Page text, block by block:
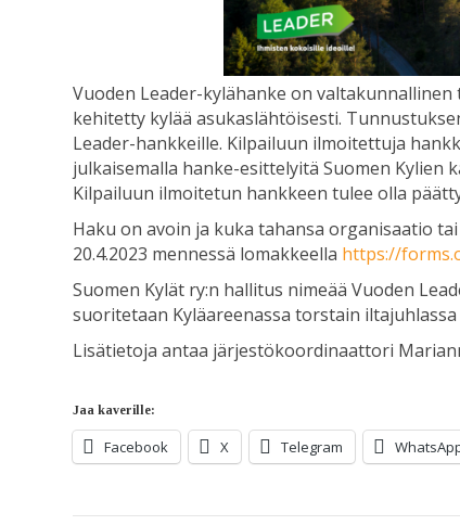
Vuoden Leader-kylähanke on
kehitetty kylää asukaslähtöisesti.
Leader-hankkeille. Kilpailuun ilmoitettuja
julkaisemalla hanke-esittelyitä Suomen Kylien
Kilpailuun ilmoitetun hankkeen tulee olla
Haku on avoin ja kuka tahansa organisaatio
20.4.2023 mennessä lomakkeella https://
Suomen Kylät ry:n hallitus nimeää Vuoden
suoritetaan Kyläareenassa torstain iltajuhlassa
Lisätietoja antaa järjestökoordinaattori
Jaa kaverille:
Facebook X Telegram